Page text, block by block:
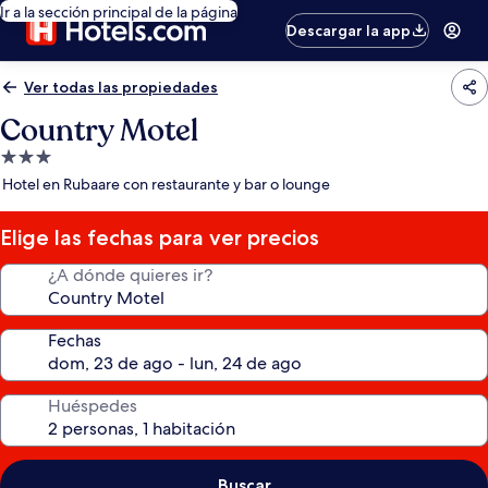
Ir a la sección principal de la página
Descargar la app
Ver todas las propiedades
Country Motel
Propiedad
de
estrellas
Hotel en Rubaare con restaurante y bar o lounge
Elige las fechas para ver precios
¿A dónde quieres ir?
Fechas
Huéspedes